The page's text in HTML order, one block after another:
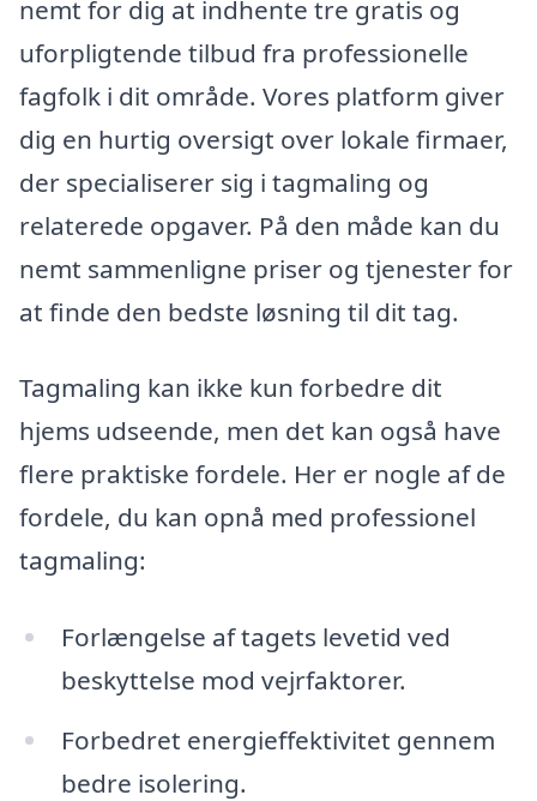
nemt for dig at indhente tre gratis og
uforpligtende tilbud fra professionelle
fagfolk i dit område. Vores platform giver
dig en hurtig oversigt over lokale firmaer,
der specialiserer sig i tagmaling og
relaterede opgaver. På den måde kan du
nemt sammenligne priser og tjenester for
at finde den bedste løsning til dit tag.
Tagmaling kan ikke kun forbedre dit
hjems udseende, men det kan også have
flere praktiske fordele. Her er nogle af de
fordele, du kan opnå med professionel
tagmaling:
Forlængelse af tagets levetid ved
beskyttelse mod vejrfaktorer.
Forbedret energieffektivitet gennem
bedre isolering.